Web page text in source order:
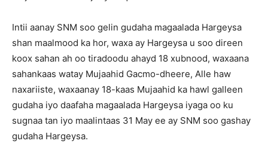
Intii aanay SNM soo gelin gudaha magaalada Hargeysa
shan maalmood ka hor, waxa ay Hargeysa u soo direen
koox sahan ah oo tiradoodu ahayd 18 xubnood, waxaana
sahankaas watay Mujaahid Gacmo-dheere, Alle haw
naxariiste, waxaanay 18-kaas Mujaahid ka hawl galleen
gudaha iyo daafaha magaalada Hargeysa iyaga oo ku
sugnaa tan iyo maalintaas 31 May ee ay SNM soo gashay
gudaha Hargeysa.